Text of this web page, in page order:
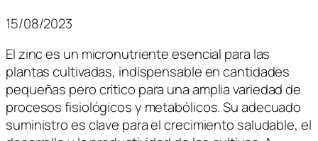
15/08/2023
El zinc es un micronutriente esencial para las
plantas cultivadas, indispensable en cantidades
pequeñas pero crítico para una amplia variedad de
procesos fisiológicos y metabólicos. Su adecuado
suministro es clave para el crecimiento saludable, el